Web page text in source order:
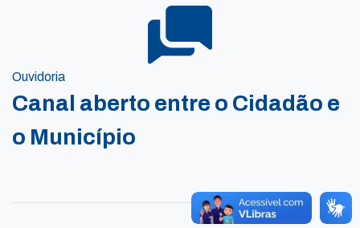
Ouvidoria
Canal aberto entre o Cidadão e
o Município